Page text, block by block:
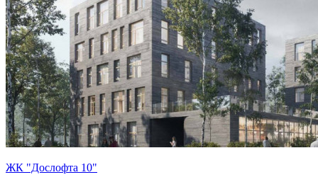
ЖК "Дослофта 10"